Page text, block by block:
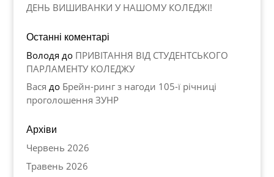
ДЕНЬ ВИШИВАНКИ У НАШОМУ КОЛЕДЖІ!
Останні коментарі
Володя до ПРИВІТАННЯ ВІД СТУДЕНТСЬКОГО
ПАРЛАМЕНТУ КОЛЕДЖУ
Вася до Брейн-ринг з нагоди 105-ї річниці
проголошення ЗУНР
Архіви
Червень 2026
Травень 2026